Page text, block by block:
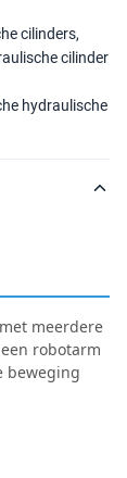
cilinders,
cilinder
hydraulische
meerdere
robotarm
beweging